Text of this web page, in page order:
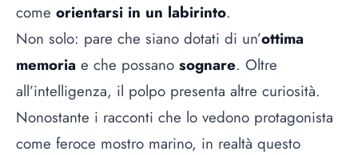
come orientarsi in un labirinto.
Non solo: pare che siano dotati di un’ottima
memoria e che possano sognare. Oltre
all’intelligenza, il polpo presenta altre curiosità.
Nonostante i racconti che lo vedono protagonista
come feroce mostro marino, in realtà questo